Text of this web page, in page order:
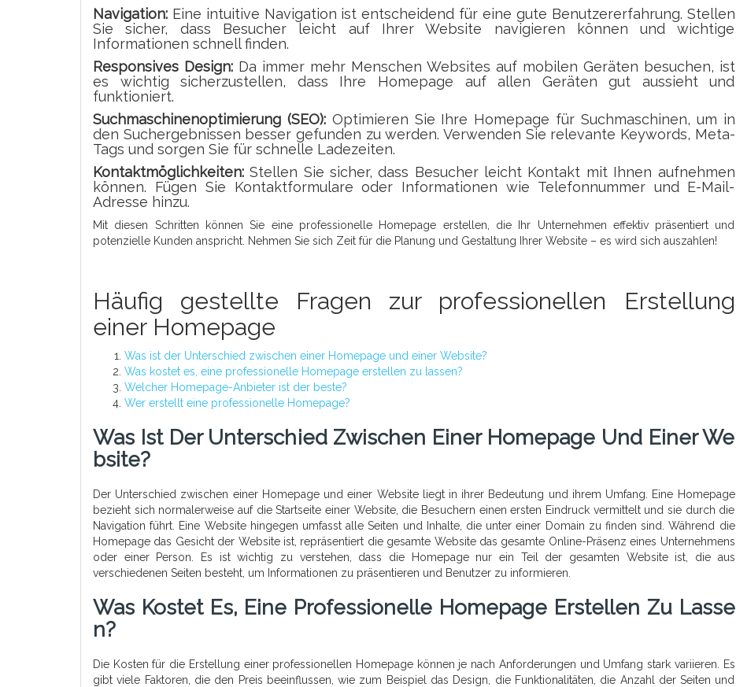
Navigation: Eine intuitive Navigation ist entscheidend für eine gute Benutzererfahrung. Stellen
Sie sicher, dass Besucher leicht auf Ihrer Website navigieren können und wichtige
Informationen schnell finden.
Responsives Design:Da immer mehr Menschen Websites auf mobilen Geräten besuchen, ist
es wichtig sicherzustellen, dass Ihre Homepage auf allen Geräten gut aussieht und
funktioniert.
Suchmaschinenoptimierung (SEO):Optimieren Sie Ihre Homepage für Suchmaschinen, um in
den Suchergebnissen besser gefunden zu werden. Verwenden Sie relevante Keywords, Meta-
Tags und sorgen Sie für schnelle Ladezeiten.
Kontaktmöglichkeiten: Stellen Sie sicher, dass Besucher leicht Kontakt mit Ihnen aufnehmen
können. Fügen Sie Kontaktformulare oder Informationen wie Telefonnummer und E-Mail-
Adresse hinzu.
Mit diesen Schritten können Sie eine professionelle Homepage erstellen, die Ihr Unternehmen effektiv präsentiert und
potenzielle Kunden anspricht. Nehmen Sie sich Zeit für die Planung und Gestaltung Ihrer Website – es wird sich auszahlen!
Häufig gestellte Fragen zur professionellen Erstellung
einer Homepage
Was ist der Unterschied zwischen einer Homepage und einer Website?
Was kostet es, eine professionelle Homepage erstellen zu lassen?
Welcher Homepage-Anbieter ist der beste?
Wer erstellt eine professionelle Homepage?
Was Ist Der Unterschied Zwischen Einer Homepage Und Einer We
Bsite?
Der Unterschied zwischen einer Homepage und einer Website liegt in ihrer Bedeutung und ihrem Umfang. Eine Homepage
bezieht sich normalerweise auf die Startseite einer Website, die Besuchern einen ersten Eindruck vermittelt und sie durch die
Navigation führt. Eine Website hingegen umfasst alle Seiten und Inhalte, die unter einer Domain zu finden sind. Während die
Homepage das Gesicht der Website ist, repräsentiert die gesamte Website das gesamte Online-Präsenz eines Unternehmens
oder einer Person. Es ist wichtig zu verstehen, dass die Homepage nur ein Teil der gesamten Website ist, die aus
verschiedenen Seiten besteht, um Informationen zu präsentieren und Benutzer zu informieren.
Was Kostet Es, Eine Professionelle Homepage Erstellen Zu Lasse
N?
Die Kosten für die Erstellung einer professionellen Homepage können je nach Anforderungen und Umfang stark variieren. Es
gibt viele Faktoren, die den Preis beeinflussen, wie zum Beispiel das Design, die Funktionalitäten, die Anzahl der Seiten und